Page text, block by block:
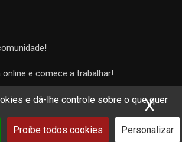
e dá-lhe controle sobre o que quer
Proíbe todos cookies Personalizar
X
e comece a trabalhar!